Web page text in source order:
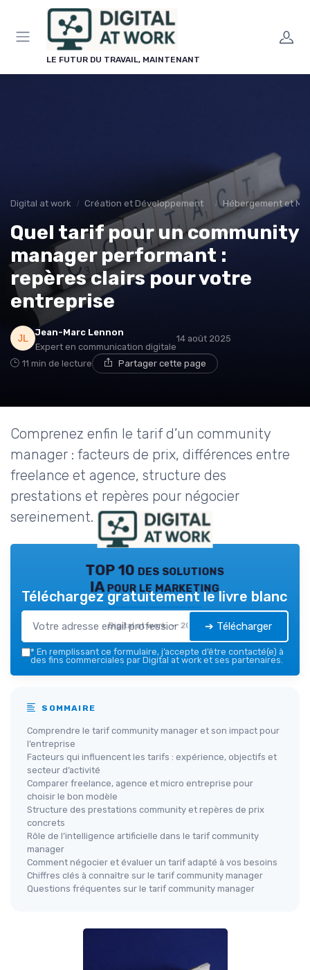
LE FUTUR DU TRAVAIL, MAINTENANT
Digital at work Création et Développement de Sites Web Hébergement et
Quel tarif pour un community
manager performant :
repères clairs pour votre
entreprise
Jean-Marc Lennon
Expert en communication digitale
14 août 2025
11 min de lecture Partager cette page
Comprenez enfin le tarif d’un community
manager : facteurs de prix, différences entre
freelance et agence, structure des
prestations et repères pour négocier
sereinement.
TOP 10 des solutions
IA pour le marketing
Digital at work — 2026
Téléchargez gratuitement le livre blanc
➔ Télécharger
* En remplissant ce formulaire, j’accepte d’être contacté(e) à
des fins commerciales par Digital at work et ses partenaires.
SOMMAIRE
Comprendre le tarif community manager et son impact pour
l’entreprise
Facteurs qui influencent les tarifs : expérience, objectifs et
secteur d’activité
Comparer freelance, agence et micro entreprise pour
choisir le bon modèle
Structure des prestations community et repères de prix
concrets
Rôle de l’intelligence artificielle dans le tarif community
manager
Comment négocier et évaluer un tarif adapté à vos besoins
Chiffres clés à connaître sur le tarif community manager
Questions fréquentes sur le tarif community manager
Panneau de gestion des cookies